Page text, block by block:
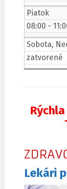
Piatok
08:00 -
Sobota,
zatvorené
Lekári